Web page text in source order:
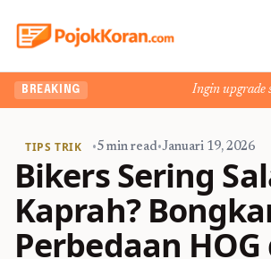
BREAKING Ingin upgrade
TIPS TRIK •5 min read•Januari 19, 2026
Bikers Sering
Kaprah?
Perbedaan